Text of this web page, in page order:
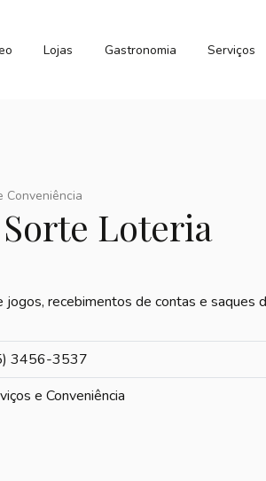
Lojas Gastronomia Serviços
Conveniência
Loteria
jogos, recebimentos de contas e saques
3456-3537
e Conveniência